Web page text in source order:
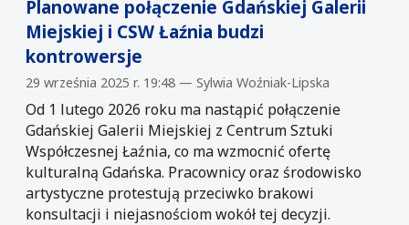
Planowane połączenie Gdańskiej Galerii
Miejskiej i CSW Łaźnia budzi
kontrowersje
29 września 2025 r. 19:48 — Sylwia Woźniak-Lipska
Od 1 lutego 2026 roku ma nastąpić połączenie
Gdańskiej Galerii Miejskiej z Centrum Sztuki
Współczesnej Łaźnia, co ma wzmocnić ofertę
kulturalną Gdańska. Pracownicy oraz środowisko
artystyczne protestują przeciwko brakowi
konsultacji i niejasnościom wokół tej decyzji.